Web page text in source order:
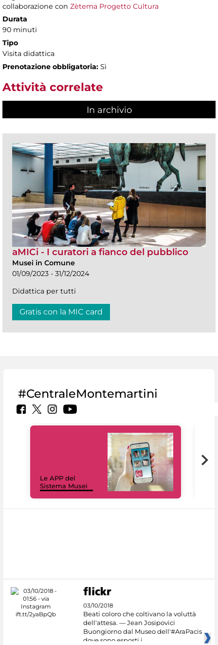
collaborazione con Zètema Progetto Cultura
Durata
90 minuti
Tipo
Visita didattica
Prenotazione obbligatoria: Sì
Attività correlate
In archivio
aMICi - I curatori a fianco del pubblico
Musei in Comune
01/09/2023 - 31/12/2024
Didattica per tutti
Gratis con la MIC card
#CentraleMontemartini
Le APP del
Sistema Musei
03/10/2018
Beati coloro che coltivano la voluttà
dell'attesa. — Jean Josipovici
Buongiorno dal Museo dell'#AraPacis
dove sono esposti i